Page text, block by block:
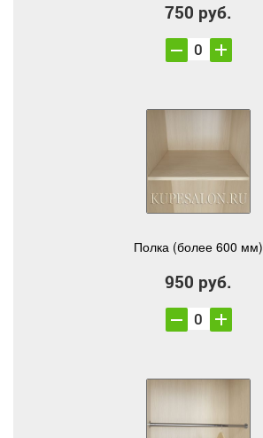
750 руб.
Полка (более 600 мм)
950 руб.